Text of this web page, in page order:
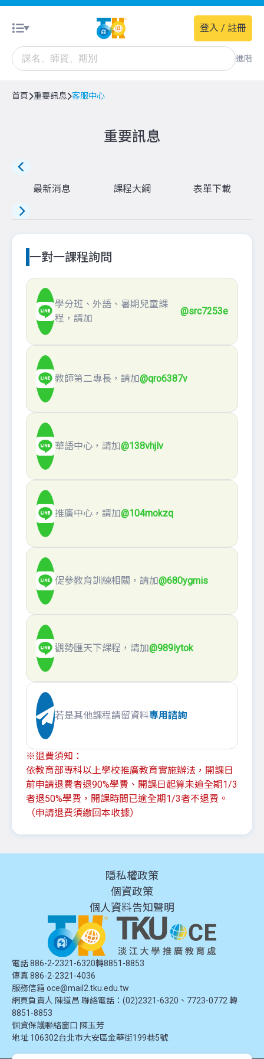
進階
登入 / 註冊
首頁 重要訊息 客服中心
重要訊息
最新消息 課程大綱 表單下載
一對一課程詢問
學分班、外語、暑期兒童課
程，請加
@src7253e
教師第二專長，請加@qro6387v
華語中心，請加@138vhjlv
推廣中心，請加@104mokzq
促參教育訓練相關，請加@680ygmis
觀勢匯天下課程，請加@989iytok
若是其他課程請留資料專用諮詢
※退費須知：
依教育部專科以上學校推廣教育實施辦法，開課日
前申請退費者退90%學費、開課日起算未逾全期1/3
者退50%學費，開課時間已逾全期1/3者不退費。
（申請退費須繳回本收據）
隱私權政策
個資政策
個人資料告知聲明
電話 886-2-2321-6320轉8851-8853
傳真 886-2-2321-4036
服務信箱 oce@mail2.tku.edu.tw
網頁負責人 陳道昌 聯絡電話：(02)2321-6320、7723-0772 轉
8851-8853
個資保護聯絡窗口 陳玉芳
地址 106302台北市大安區金華街199巷5號